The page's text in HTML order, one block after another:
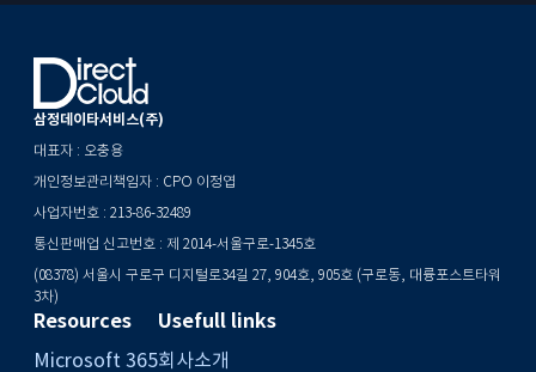
삼정데이타서비스(주)
대표자 : 오충용
개인정보관리책임자 : CPO 이정엽
사업자번호 : 213-86-32489
통신판매업 신고번호 : 제 2014-서울구로-1345호
(08378) 서울시 구로구 디지털로34길 27, 904호, 905호 (구로동, 대륭포스트타워
3차)
Resources
Microsoft 365
Usefull links
회사소개